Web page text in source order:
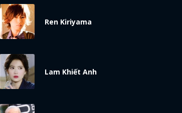
Ren Kiriyama
Lam Khiết Anh